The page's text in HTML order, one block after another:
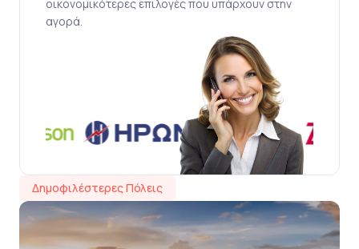
οικονομικότερες επιλογές που υπάρχουν στην
αγορά.
Δημοφιλέστερες Πόλεις